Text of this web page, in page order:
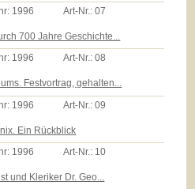
1996 Art-Nr.:07
700 Jahre Geschichte...
1996 Art-Nr.:08
Festvortrag, gehalten...
1996 Art-Nr.:09
Ein Rückblick
1996 Art-Nr.: 10
und Kleriker Dr. Geo...